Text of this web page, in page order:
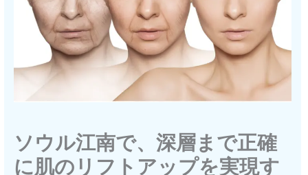
ソウル江南で、深層まで正確
に肌のリフトアップを実現す